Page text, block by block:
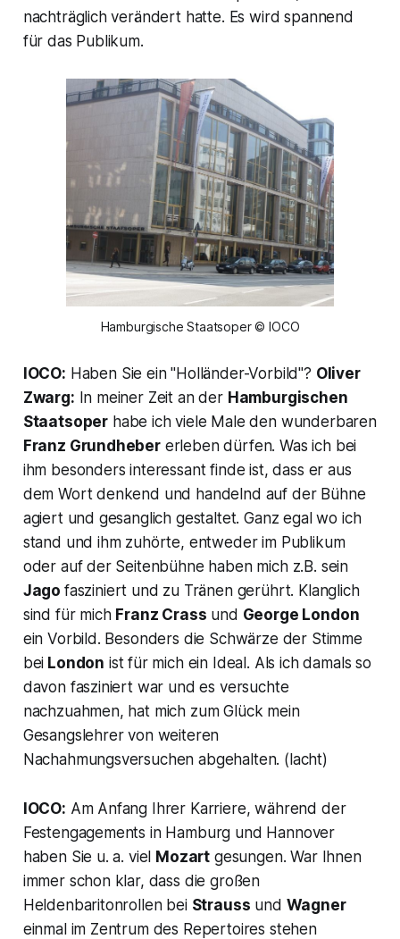
nachträglich verändert hatte. Es wird spannend
für das Publikum.
Hamburgische Staatsoper © IOCO
IOCO: Haben Sie ein"Holländer-Vorbild"? Oliver
Zwarg: In meiner Zeit an der Hamburgischen
Staatsoper habe ich viele Male den wunderbaren
Franz Grundhebererleben dürfen. Was ich bei
ihm besonders interessant finde ist, dass er aus
dem Wort denkend und handelnd auf der Bühne
agiert und gesanglich gestaltet. Ganz egal wo ich
stand und ihm zuhörte, entweder im Publikum
oder auf der Seitenbühne haben mich z.B. sein
Jago fasziniert und zu Tränen gerührt. Klanglich
sind für mich Franz Crass und George London
ein Vorbild. Besonders die Schwärze der Stimme
bei London ist für mich ein Ideal. Als ich damals so
davon fasziniert war und es versuchte
nachzuahmen, hat mich zum Glück mein
Gesangslehrer von weiteren
Nachahmungsversuchen abgehalten. (lacht)
IOCO: Am Anfang Ihrer Karriere, während der
Festengagements in Hamburg und Hannover
haben Sie u. a. viel Mozart gesungen. War Ihnen
immer schon klar, dass die großen
Heldenbaritonrollen bei Strauss und Wagner
einmal im Zentrum des Repertoires stehen